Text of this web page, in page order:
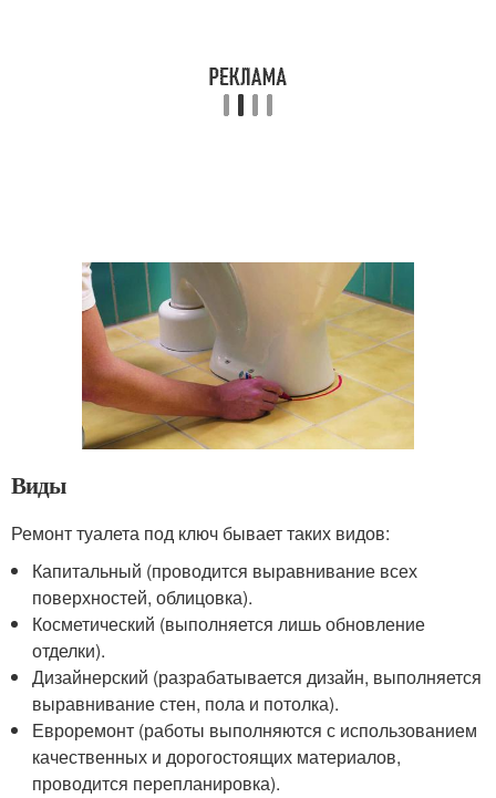
Виды
Ремонт туалета под ключ бывает таких видов:
Капитальный (проводится выравнивание всех
поверхностей, облицовка).
Косметический (выполняется лишь обновление
отделки).
Дизайнерский (разрабатывается дизайн, выполняется
выравнивание стен, пола и потолка).
Евроремонт (работы выполняются с использованием
качественных и дорогостоящих материалов,
проводится перепланировка).